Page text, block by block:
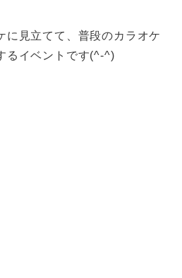
に見立てて、普段のカラオケ
るイベントです(^-^)